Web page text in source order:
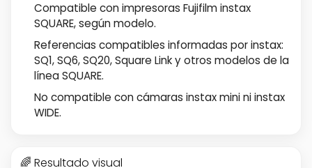
Compatible con impresoras Fujifilm instax
SQUARE, según modelo.
Referencias compatibles informadas por instax:
SQ1, SQ6, SQ20, Square Link y otros modelos de la
línea SQUARE.
No compatible con cámaras instax mini ni instax
WIDE.
🌈 Resultado visual